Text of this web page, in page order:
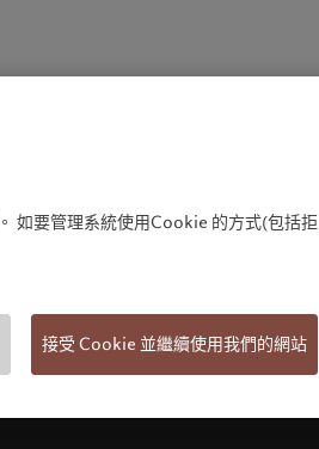
如要管理系統使用Cookie 的方式(包括拒
接受 Cookie 並繼續使用我們的網站